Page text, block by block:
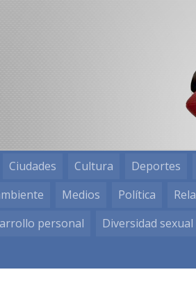
Ciudades Cultura Deportes
Medios Política
personal Diversidad sexual